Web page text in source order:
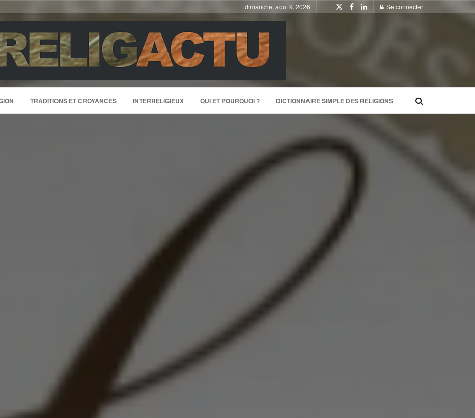
dimanche, août 9, 2026 Se connecter
TRADITIONS ET CROYANCES INTERRELIGIEUX QUI ET POURQUOI ? DICTIONNAIRE SIMPLE DES RELIGIONS